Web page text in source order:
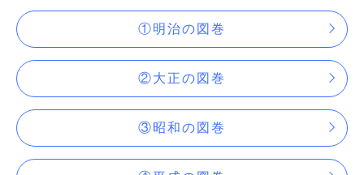
①明治の図巻
②大正の図巻
③昭和の図巻